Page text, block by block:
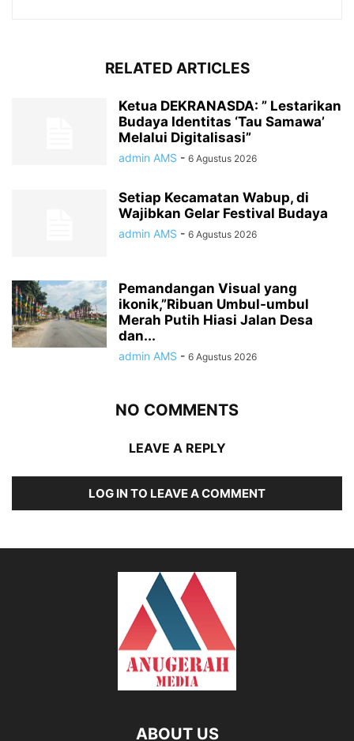
RELATED ARTICLES
Ketua DEKRANASDA: ” Lestarikan
Budaya Identitas ‘Tau Samawa’
Melalui Digitalisasi”
admin AMS - 6 Agustus 2026
Setiap Kecamatan Wabup, di
Wajibkan Gelar Festival Budaya
admin AMS - 6 Agustus 2026
Pemandangan Visual yang
ikonik,”Ribuan Umbul-umbul
Merah Putih Hiasi Jalan Desa
dan...
admin AMS - 6 Agustus 2026
NO COMMENTS
LEAVE A REPLY
LOG IN TO LEAVE A COMMENT
ABOUT US